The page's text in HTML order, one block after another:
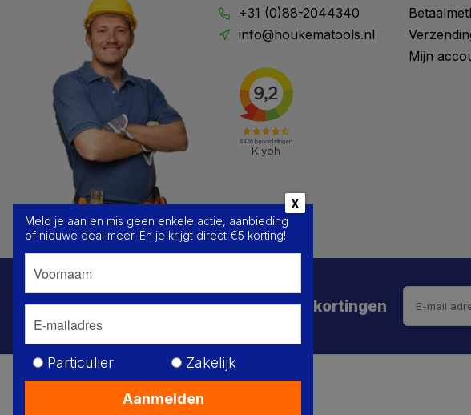
+31 (0)88-2044340
info@houkematools.nl
Mijn
Schrijf je in voor de beste deals en kortingen
© HoukemaTools
SPAARPUNTEN
Meld je aan en mis geen enkele actie, aanbieding
of nieuwe deal meer. Én je krijgt direct €5 korting!
Particulier Zakelijk
Aanmelden